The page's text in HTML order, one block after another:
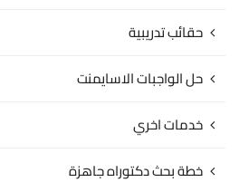
حقائب تدريبية
حل الواجبات الاسايمنت
خدمات اخري
خطة بحث دكتوراه جاهزة